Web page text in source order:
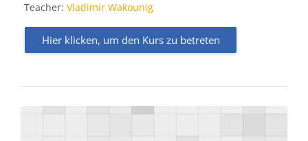
Teacher: Vladimir Wakounig
Hier klicken, um den Kurs zu betreten